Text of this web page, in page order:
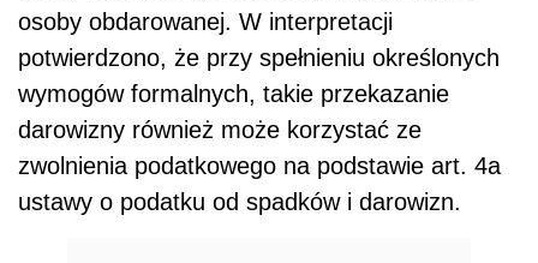
osoby obdarowanej. W interpretacji
potwierdzono, że przy spełnieniu określonych
wymogów formalnych, takie przekazanie
darowizny również może korzystać ze
zwolnienia podatkowego na podstawie art. 4a
ustawy o podatku od spadków i darowizn.